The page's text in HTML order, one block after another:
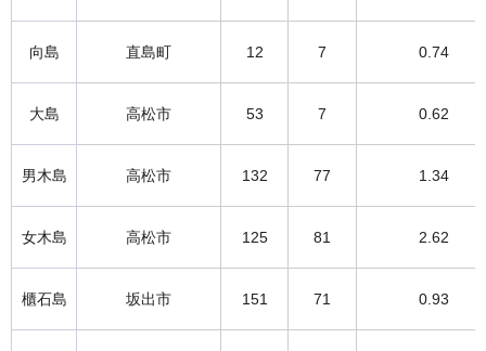
向島 直島町 12 7 0.74
大島 高松市 53 7 0.62
男木島 高松市 132 77 1.34
女木島 高松市 125 81 2.62
櫃石島 坂出市 151 71 0.93